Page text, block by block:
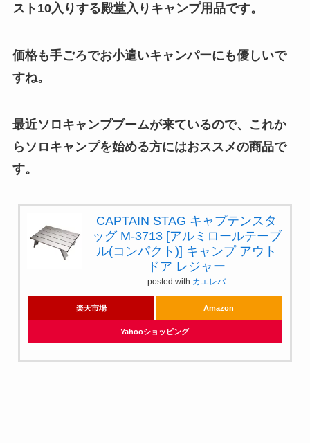
スト10入りする殿堂入りキャンプ用品です。
価格も手ごろでお小遣いキャンパーにも優しいで
すね。
最近ソロキャンプブームが来ているので、これか
らソロキャンプを始める方にはおススメの商品で
す。
CAPTAIN STAG キャプテンスタ
ッグ M-3713 [アルミロールテーブ
ル(コンパクト)] キャンプ アウト
ドア レジャー
posted with カエレバ
楽天市場 Amazon
Yahooショッピング